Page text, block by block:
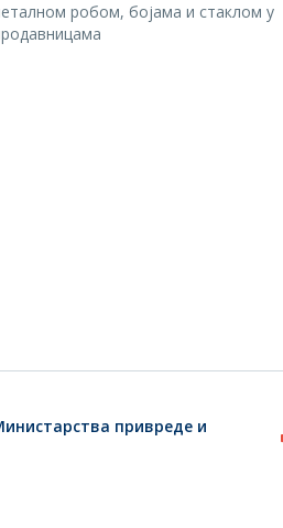
робом, бојама и стаклом у
привреде и